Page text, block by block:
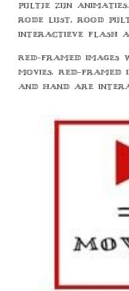
pijltje zijn
rode lijst, rood
interactieve flash
Red-framed
movies. Red-
and hand are